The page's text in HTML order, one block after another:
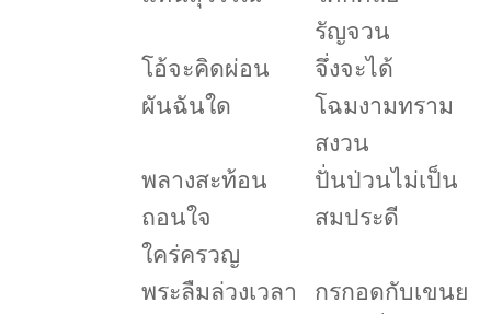
รัญจวน
โอ้จะคิดผ่อน
ผันฉันใด
จึ่งจะได้
โฉมงามทราม
สงวน
พลางสะท้อน
ถอนใจ
ใคร่ครวญ
ปั่นป่วนไม่เป็น
สมประดี
พระลืมล่วงเวลา
กรกอดกับเขนย